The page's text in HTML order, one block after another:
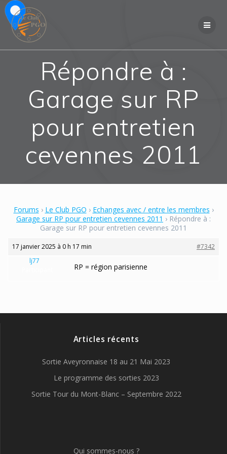
Répondre à :
Garage sur RP
pour entretien
cevennes 2011
Forums › Le Club PGO › Echanges avec / entre les membres ›
Garage sur RP pour entretien cevennes 2011 › Répondre à :
Garage sur RP pour entretien cevennes 2011
17 janvier 2025 à 0 h 17 min
#7342
lj77
RP = région parisienne
Articles récents
Sortie Aveyronnaise 18 au 21 Mai 2023
Le programme des sorties 2023
Sortie Tour du Mont-Blanc – Septembre 2022
Qui sommes-nous ?